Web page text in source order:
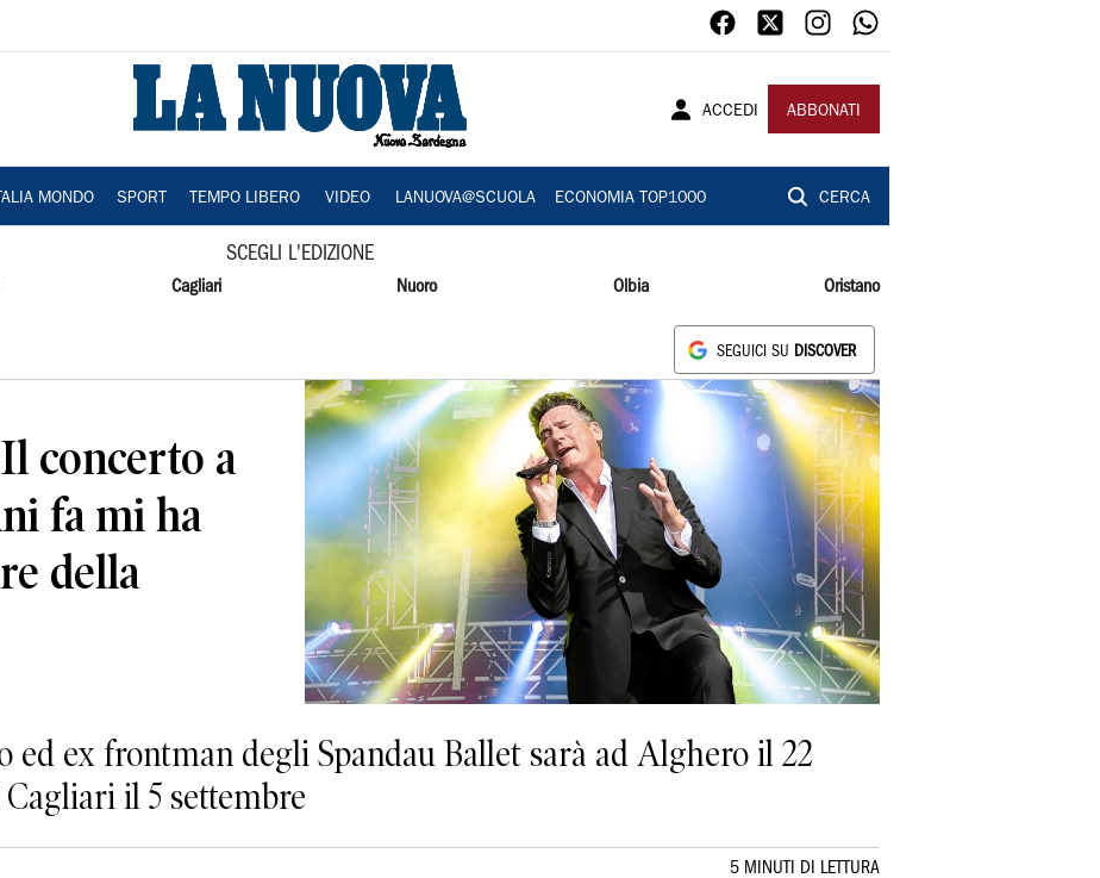
ACCEDI ABBONATI
MONDO SPORT TEMPO LIBERO VIDEO LANUOVA@SCUOLA ECONOMIA TOP1000 CERCA
SCEGLI L'EDIZIONE
Cagliari Nuoro Olbia Oristano
SEGUICI SU DISCOVER
concerto a
fa mi ha
della
ed ex frontman degli Spandau Ballet sarà ad Alghero il 22
il 5 settembre
5 MINUTI DI LETTURA